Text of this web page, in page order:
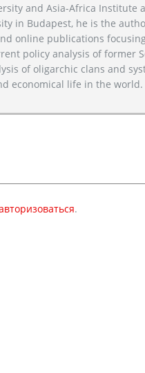
and Asia-Africa Institute
in Budapest, he is the
online publications
policy analysis of former
of oligarchic clans and
economical life in the world.
.